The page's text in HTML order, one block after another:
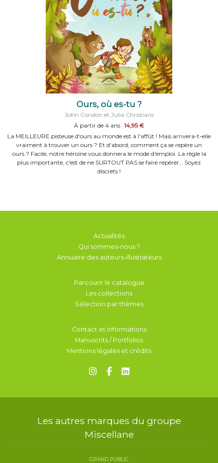
Ours, où es-tu ?
John Condon et Julia Christians
À partir de 4 ans 14,95 €
La MEILLEURE pisteuse d'ours au monde est à l'affût ! Mais arrivera-t-elle
vraiment à trouver un ours ? Et d'abord, comment ça se repère un
ours ? Facile, notre héroïne vous donnera le mode d'emploi. La règle la
plus importante, c'est de ne SURTOUT PAS se faire repérer… Soyez
discrets !
Actualités
Qui sommes-nous ?
Annuaire des auteurs-illustrateurs
Parcourir le catalogue
Les collections
Sélection par thèmes
Contact et informations
Manuscrits / Portfolios
Mentions légales et crédits
Les autres marques du groupe
Miscellane
GRAND PUBLIC